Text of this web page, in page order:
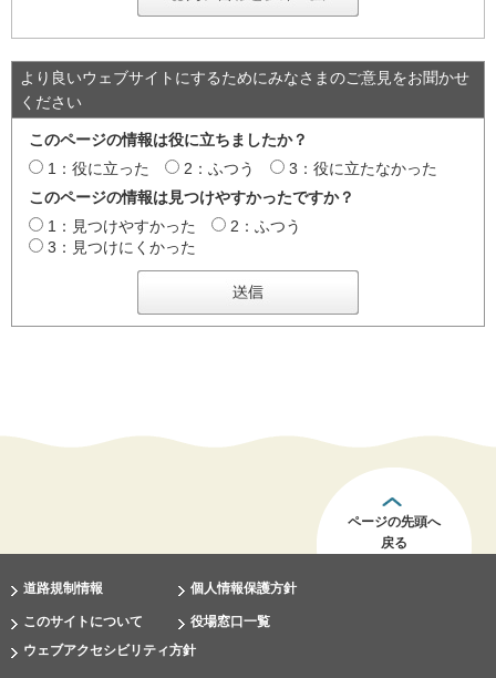
より良いウェブサイトにするためにみなさまのご意見をお聞かせ
ください
このページの情報は役に立ちましたか？
1：役に立った
2：ふつう
3：役に立たなかった
このページの情報は見つけやすかったですか？
1：見つけやすかった
2：ふつう
3：見つけにくかった
ページの先頭へ
戻る
道路規制情報 個人情報保護方針
このサイトについて
役場窓口一覧
ウェブアクセシビリティ方針